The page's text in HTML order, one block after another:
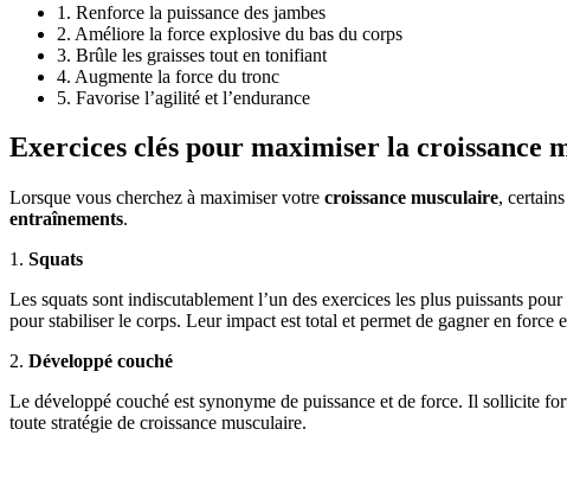
1. Renforce la puissance des jambes
2. Améliore la force explosive du bas du corps
3. Brûle les graisses tout en tonifiant
4. Augmente la force du tronc
5. Favorise l’agilité et l’endurance
Exercices clés pour maximiser la croissance
Lorsque vous cherchez à maximiser votre croissance musculaire,
entraînements.
1. Squats
Les squats sont indiscutablement l’un des exercices les plus puissants
pour stabiliser le corps. Leur impact est total et permet de gagner en force
2. Développé couché
Le développé couché est synonyme de puissance et de force. Il sollicite
toute stratégie de croissance musculaire.